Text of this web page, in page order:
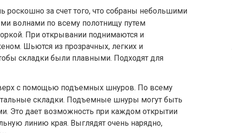
роскошно за счет того, что собраны небольшими
волнами по всему полотнищу путем
При открывании поднимаются и
Шьются из прозрачных, легких и
складки были плавными. Подходят для
с помощью подъемных шнуров. По всему
складки. Подъемные шнуры могут быть
Это дает возможность при каждом открытии
линию края. Выглядят очень нарядно,